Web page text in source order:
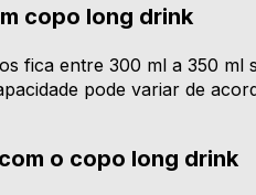
copo long drink
fica entre 300 ml a 350 ml
pode variar de
o copo long drink